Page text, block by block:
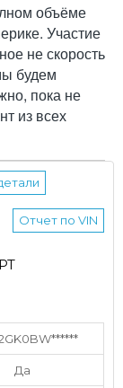
объёме
Участие
не скорость
будем
пока не
из всех
Отчет по VIN
Да